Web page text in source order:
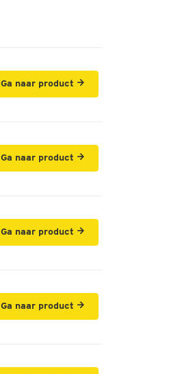
Ga naar product
Ga naar product
Ga naar product
Ga naar product